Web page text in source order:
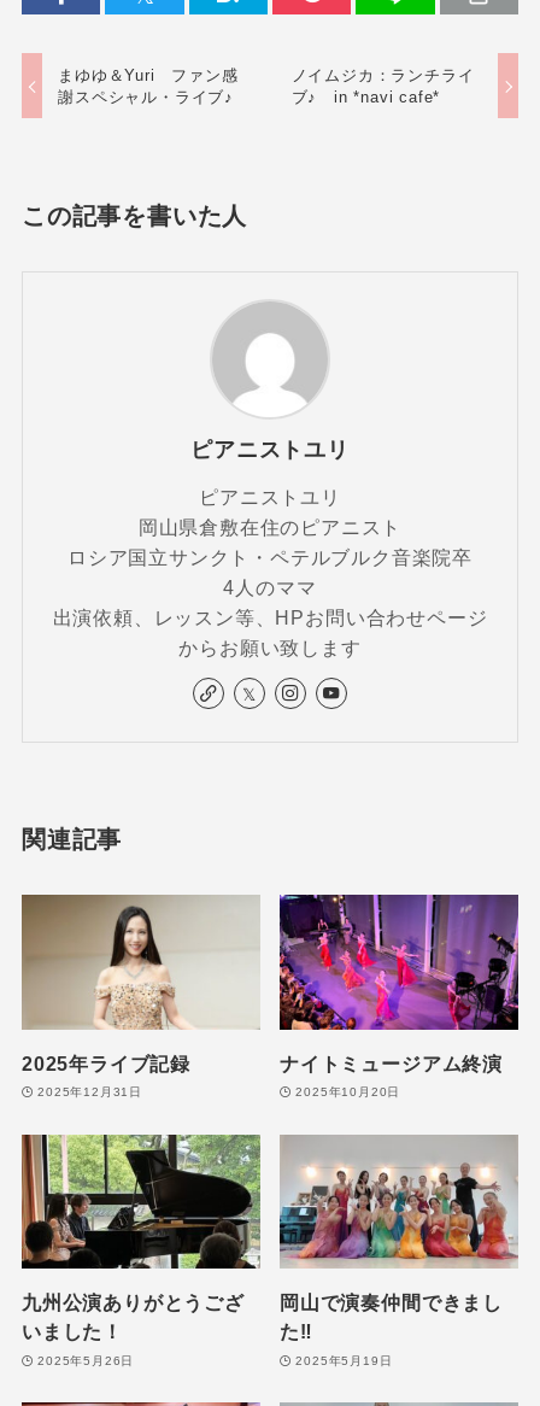
まゆゆ＆Yuri ファン感
謝スペシャル・ライブ♪
ノイムジカ：ランチライ
ブ♪ in *navi cafe*
この記事を書いた人
ピアニストユリ
ピアニストユリ
岡山県倉敷在住のピアニスト
ロシア国立サンクト・ペテルブルク音楽院卒
4人のママ
出演依頼、レッスン等、HPお問い合わせページ
からお願い致します
関連記事
2025年ライブ記録
2025年12月31日
ナイトミュージアム終演
2025年10月20日
九州公演ありがとうござ
いました！
2025年5月26日
岡山で演奏仲間できまし
た‼️
2025年5月19日